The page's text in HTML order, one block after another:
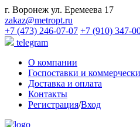
г. Воронеж ул. Еремеева 17
zakaz@metropt.ru
+7 (473) 246-07-07 +7 (910) 347-
telegram
О компании
Госпоставки и
Доставка и оплата
Контакты
Регистрация/Вход